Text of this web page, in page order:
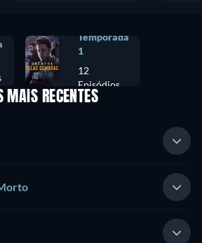
Temporada
1
12
Episódios
MAIS RECENTES